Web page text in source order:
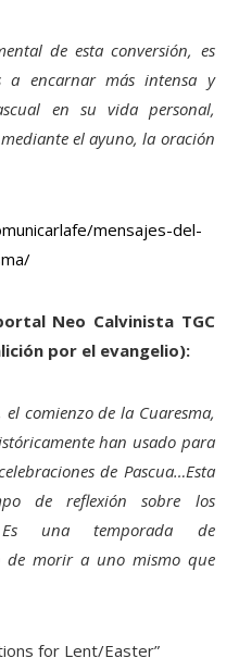
de esta conversión, es
encarnar más intensa y
en su vida personal,
el ayuno, la oración
mensajes-del-
Neo Calvinista TGC
por el evangelio):
el comienzo de la Cuaresma,
han usado para
de Pascua…Esta
de reflexión sobre los
una temporada de
de morir a uno mismo que
for Lent/Easter”